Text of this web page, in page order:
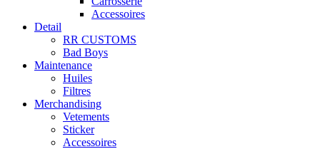
Accessoires
Detail
RR CUSTOMS
Bad Boys
Maintenance
Huiles
Filtres
Merchandising
Vetements
Sticker
Accessoires